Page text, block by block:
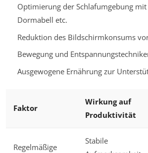
Optimierung der Schlafumgebung
Dormabell etc.
Reduktion des Bildschirmkonsums
Bewegung und
Ausgewogene Ernährung zur
Faktor
Wirkung auf
Produktivität
Regelmäßige
Stabile